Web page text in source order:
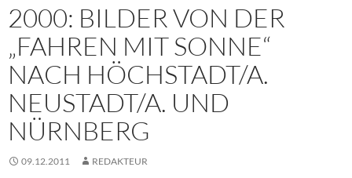
2000: BILDER VON DER
„FAHREN MIT SONNE“
NACH HÖCHSTADT/A.
NEUSTADT/A. UND
NÜRNBERG
09.12.2011 REDAKTEUR